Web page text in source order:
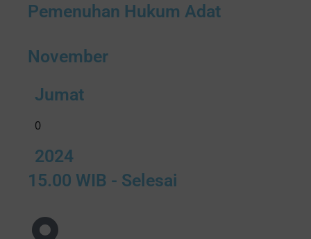
Pemenuhan Hukum Adat
November
Jumat
0
2024
15.00 WIB - Selesai